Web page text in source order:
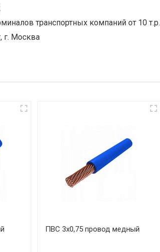
транспортных компаний от 10 т.р.
г. Москва
ПВС 3х0,75 провод медный